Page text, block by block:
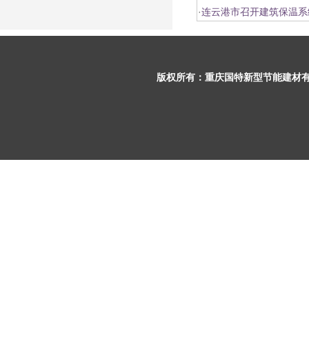
·连云港市召开建筑保温
版权所有： 重庆国特新型节能建材